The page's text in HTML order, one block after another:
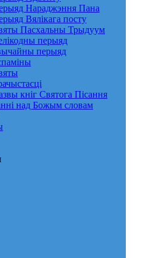
Нараджэння Пана
Вялікага посту
Пасхальны Трыдуум
перыяд
перыяд
кніг Святога Пісання
над Божым словам